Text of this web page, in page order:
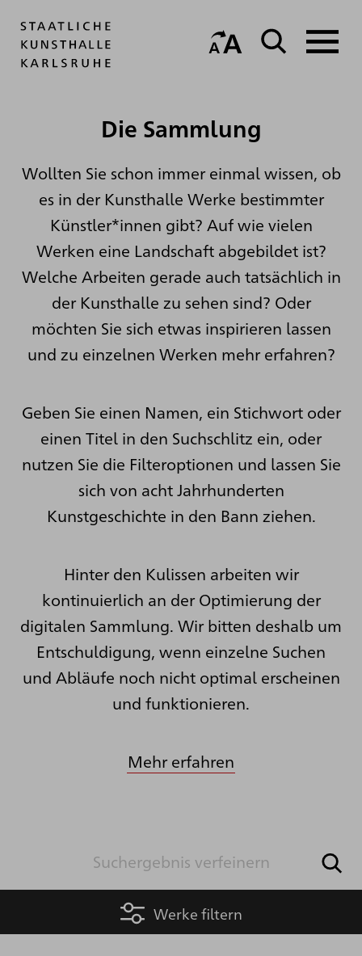
Die Sammlung
Wollten Sie schon immer einmal wissen, ob
es in der Kunsthalle Werke bestimmter
Künstler*innen gibt? Auf wie vielen
Werken eine Landschaft abgebildet ist?
Welche Arbeiten gerade auch tatsächlich in
der Kunsthalle zu sehen sind? Oder
möchten Sie sich etwas inspirieren lassen
und zu einzelnen Werken mehr erfahren?
Geben Sie einen Namen, ein Stichwort oder
einen Titel in den Suchschlitz ein, oder
nutzen Sie die Filteroptionen und lassen Sie
sich von acht Jahrhunderten
Kunstgeschichte in den Bann ziehen.
Hinter den Kulissen arbeiten wir
kontinuierlich an der Optimierung der
digitalen Sammlung. Wir bitten deshalb um
Entschuldigung, wenn einzelne Suchen
und Abläufe noch nicht optimal erscheinen
und funktionieren.
Mehr erfahren
Werke filtern